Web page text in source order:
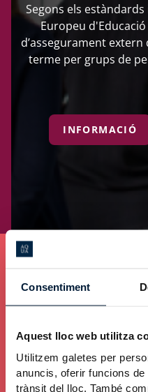
Consentiment
Aquest lloc web utilitza
Utilitzem galetes per
anuncis, oferir funcions
trànsit del lloc. També
Segons els
Europeu
d’assegurament extern
terme per grups de
INFORMACIÓ